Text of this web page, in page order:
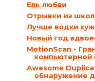
Ель любви
Отрывки из
Лучше водки
Новый год
MotionScan -
компьютерной
Awesome
обнаружение